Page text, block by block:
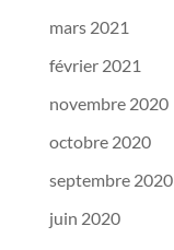
mars 2021
février 2021
novembre 2020
octobre 2020
septembre 2020
juin 2020